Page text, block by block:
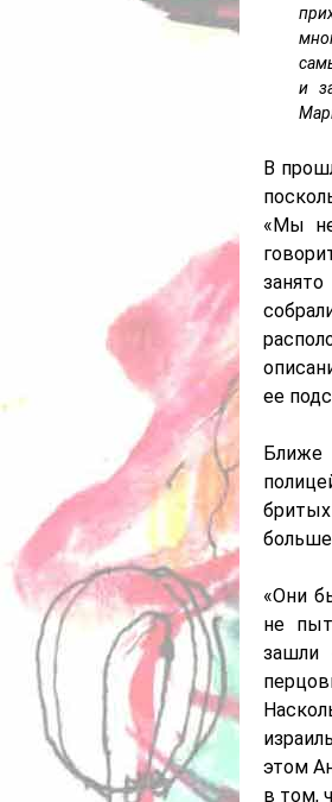
и
В
«Мы
ее
Ближе
«Они
не
зашли
этом
в том,